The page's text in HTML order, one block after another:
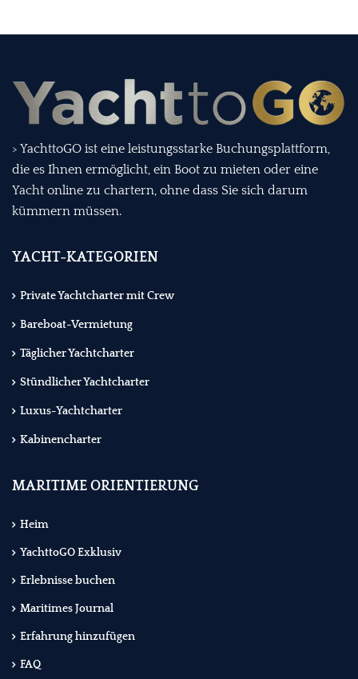
> YachttoGO ist eine leistungsstarke Buchungsplattform,
die es Ihnen ermöglicht, ein Boot zu mieten oder eine
Yacht online zu chartern, ohne dass Sie sich darum
kümmern müssen.
YACHT-KATEGORIEN
Private Yachtcharter mit Crew
Bareboat-Vermietung
Täglicher Yachtcharter
Stündlicher Yachtcharter
Luxus-Yachtcharter
Kabinencharter
MARITIME ORIENTIERUNG
Heim
YachttoGO Exklusiv
Erlebnisse buchen
Maritimes Journal
Erfahrung hinzufügen
FAQ